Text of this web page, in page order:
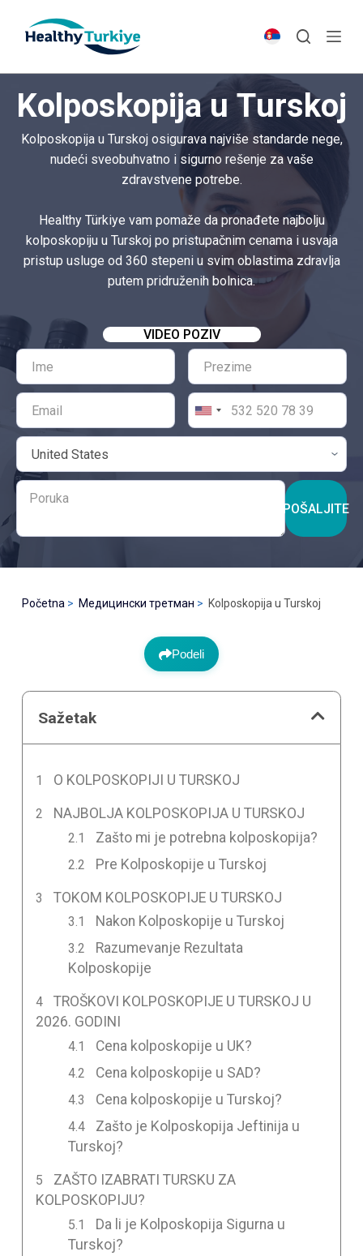
p
o
c
Kolposkopija u Turskoj
Kolposkopija u Turskoj osigurava najviše standarde nege,
nudeći sveobuhvatno i sigurno rešenje za vaše
zdravstvene potrebe.
Healthy Türkiye vam pomaže da pronađete najbolju
kolposkopiju u Turskoj po pristupačnim cenama i usvaja
pristup usluge od 360 stepeni u svim oblastima zdravlja
putem pridruženih bolnica.
VIDEO POZIV
POŠALJITE
Početna Медицински третман Kolposkopija u Turskoj
Podeli
Sažetak
O KOLPOSKOPIJI U TURSKOJ
NAJBOLJA KOLPOSKOPIJA U TURSKOJ
Zašto mi je potrebna kolposkopija?
Pre Kolposkopije u Turskoj
TOKOM KOLPOSKOPIJE U TURSKOJ
Nakon Kolposkopije u Turskoj
Razumevanje Rezultata
Kolposkopije
TROŠKOVI KOLPOSKOPIJE U TURSKOJ U
2026. GODINI
Cena kolposkopije u UK?
Cena kolposkopije u SAD?
Cena kolposkopije u Turskoj?
Zašto je Kolposkopija Jeftinija u
Turskoj?
ZAŠTO IZABRATI TURSKU ZA
KOLPOSKOPIJU?
Da li je Kolposkopija Sigurna u
Turskoj?